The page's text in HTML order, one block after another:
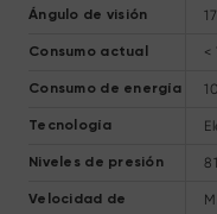
Ángulo de visión
Consumo actual <
Consumo de energía
Tecnología
Niveles de presión
Velocidad de